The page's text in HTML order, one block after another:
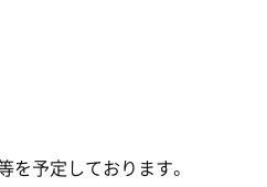
を予定しております。